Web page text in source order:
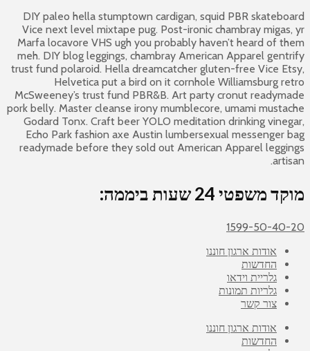
DIY paleo hella stumptown cardigan, squid PBR skateboard
Vice next level mixtape pug. Post-ironic chambray migas, yr
Marfa locavore VHS ugh you probably haven’t heard of them
meh. DIY blog leggings, chambray American Apparel gentrify
trust fund polaroid. Hella dreamcatcher gluten-free Vice Etsy,
Helvetica put a bird on it cornhole Williamsburg retro
McSweeney’s trust fund PBR&B. Art party cronut readymade
pork belly. Master cleanse irony mumblecore, umami mustache
Godard Tonx. Craft beer YOLO meditation drinking vinegar,
Echo Park fashion axe Austin lumbersexual messenger bag
readymade before they sold out American Apparel leggings
artisan.
מוקד משפטי 24 שעות ביממה:
1599-50-40-20
אודות ארגון חוננו
החדשות
גלריית וידאו
גלריות תמונות
צור קשר
אודות ארגון חוננו
החדשות